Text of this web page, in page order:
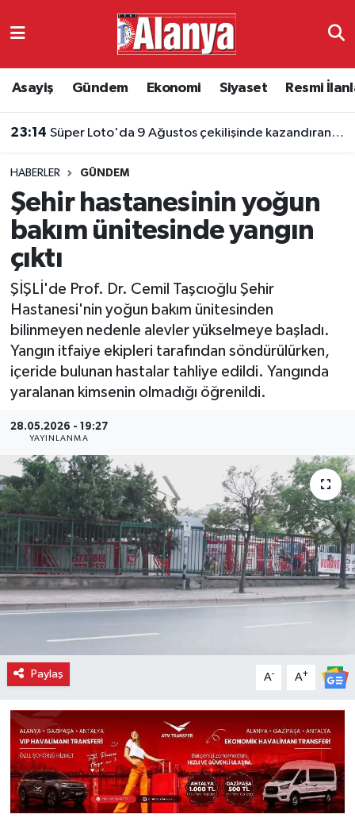
Asayiş Gündem Ekonomi Siyaset Resmi
23:14 Süper Loto'da 9 Ağustos çekilişinde kazandıran numaralar belli oldu
HABERLER GÜNDEM
Şehir hastanesinin yoğun
bakım ünitesinde yangın
çıktı
ŞİŞLİ'de Prof. Dr. Cemil Taşcıoğlu Şehir
Hastanesi'nin yoğun bakım ünitesinden
bilinmeyen nedenle alevler yükselmeye başladı.
Yangın itfaiye ekipleri tarafından söndürülürken,
içeride bulunan hastalar tahliye edildi. Yangında
yaralanan kimsenin olmadığı öğrenildi.
28.05.2026 - 19:27
YAYINLANMA
Paylaş A- A+
Ekonomi
Resmi İlanlar
Alanyaspor
Turizm
E-Gazete
Antalya Namaz Vakitleri
Süper Lig Puan Durumu ve Fikstür
Tüm Manşetler
Son Dakika Haberleri
Haber Arşivi